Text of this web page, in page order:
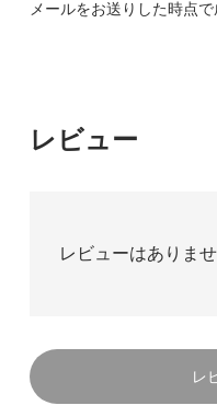
メールをお送りした時点で
レビュー
レビューはありま
レ